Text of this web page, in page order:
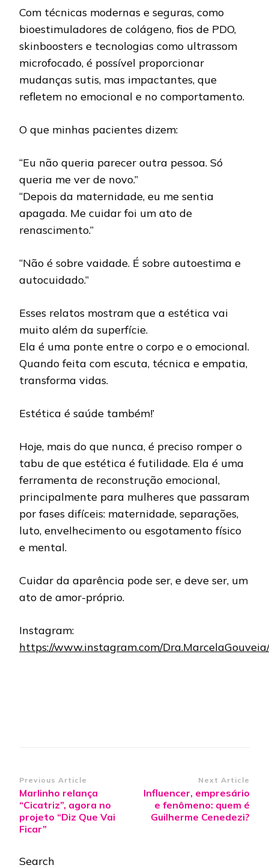
Com técnicas modernas e seguras, como
bioestimuladores de colágeno, fios de PDO,
skinboosters e tecnologias como ultrassom
microfocado, é possível proporcionar
mudanças sutis, mas impactantes, que
refletem no emocional e no comportamento.
O que minhas pacientes dizem:
“Eu não queria parecer outra pessoa. Só
queria me ver de novo.”
“Depois da maternidade, eu me sentia
apagada. Me cuidar foi um ato de
renascimento.”
“Não é sobre vaidade. É sobre autoestima e
autocuidado.”
Esses relatos mostram que a estética vai
muito além da superfície.
Ela é uma ponte entre o corpo e o emocional.
Quando feita com escuta, técnica e empatia,
transforma vidas.
Estética é saúde também!’
Hoje, mais do que nunca, é preciso romper o
tabu de que estética é futilidade. Ela é uma
ferramenta de reconstrução emocional,
principalmente para mulheres que passaram
por fases difíceis: maternidade, separações,
luto, envelhecimento ou esgotamento físico
e mental.
Cuidar da aparência pode ser, e deve ser, um
ato de amor-próprio.
Instagram:
https://www.instagram.com/Dra.MarcelaGouveia/
Post
Navigation
Previous Article
Marlinho relança
“Cicatriz”, agora no
projeto “Diz Que Vai
Ficar”
Next Article
Influencer, empresário
e fenômeno: quem é
Guilherme Cenedezi?
Search